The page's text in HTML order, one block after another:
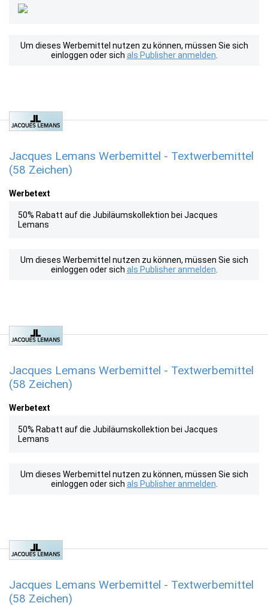
Um dieses Werbemittel nutzen zu können, müssen Sie sich
einloggen oder sich als Publisher anmelden
Jacques Lemans Werbemittel - Textwerbemittel
(58 Zeichen)
Werbetext
50% Rabatt auf die Jubiläumskollektion bei Jacques
Lemans
Um dieses Werbemittel nutzen zu können, müssen Sie sich
einloggen oder sich als Publisher anmelden
Jacques Lemans Werbemittel - Textwerbemittel
(58 Zeichen)
Werbetext
50% Rabatt auf die Jubiläumskollektion bei Jacques
Lemans
Um dieses Werbemittel nutzen zu können, müssen Sie sich
einloggen oder sich als Publisher anmelden
Jacques Lemans Werbemittel - Textwerbemittel
(58 Zeichen)